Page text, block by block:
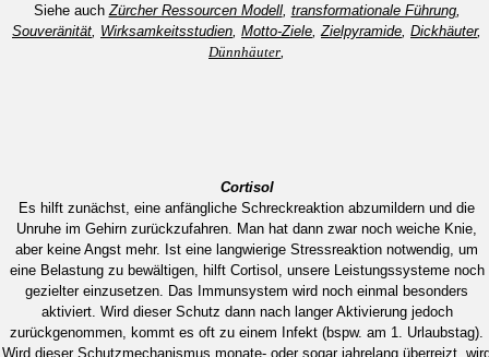
Siehe auch Zürcher Ressourcen Modell, transformationale Führung,
Souveränität Wirksamkeitsstudien Motto-Ziele Zielpyramide Dickhäuter,
Dünnhäuter
Cortisol
Es hilft zunächst, eine anfängliche Schreckreaktion abzumildern und die
Unruhe im Gehirn zurückzufahren. Man hat dann zwar noch weiche Knie,
aber keine Angst mehr. Ist eine langwierige Stressreaktion notwendig, um
eine Belastung zu bewältigen, hilft Cortisol, unsere Leistungssysteme noch
gezielter einzusetzen. Das Immunsystem wird noch einmal besonders
aktiviert. Wird dieser Schutz dann nach langer Aktivierung jedoch
zurückgenommen, kommt es oft zu einem Infekt (bspw. am 1. Urlaubstag).
Wird dieser Schutzmechanismus monate- oder sogar jahrelang überreizt,